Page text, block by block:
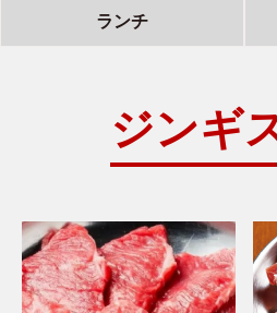
ランチ
ジンギ